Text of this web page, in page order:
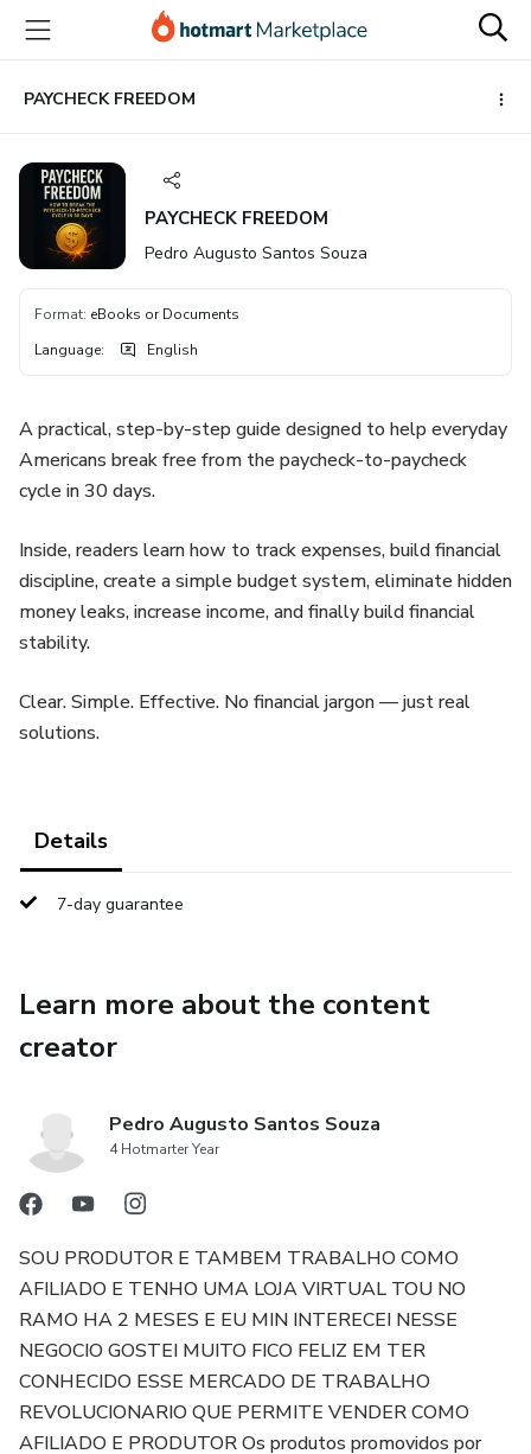
main
content
PAYCHECK FREEDOM
PAYCHECK FREEDOM
Pedro Augusto Santos Souza
Format: eBooks or Documents
Language: English
A practical, step-by-step guide designed to help everyday
Americans break free from the paycheck-to-paycheck
cycle in 30 days.
Inside, readers learn how to track expenses, build financial
discipline, create a simple budget system, eliminate hidden
money leaks, increase income, and finally build financial
stability.
Clear. Simple. Effective. No financial jargon — just real
solutions.
Details
7-day guarantee
Learn more about the content
creator
Pedro Augusto Santos Souza
4 Hotmarter Year
SOU PRODUTOR E TAMBEM TRABALHO COMO
AFILIADO E TENHO UMA LOJA VIRTUAL TOU NO
RAMO HA 2 MESES E EU MIN INTERECEI NESSE
NEGOCIO GOSTEI MUITO FICO FELIZ EM TER
CONHECIDO ESSE MERCADO DE TRABALHO
REVOLUCIONARIO QUE PERMITE VENDER COMO
AFILIADO E PRODUTOR Os produtos promovidos por